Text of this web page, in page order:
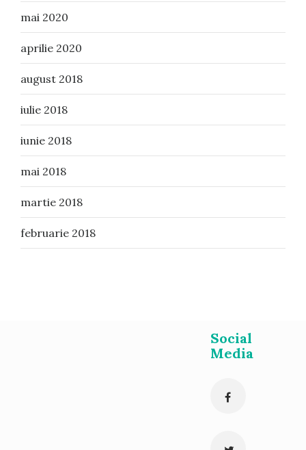
mai 2020
aprilie 2020
august 2018
iulie 2018
iunie 2018
mai 2018
martie 2018
februarie 2018
Social
Media